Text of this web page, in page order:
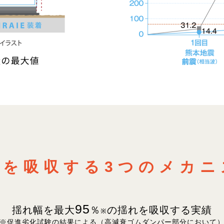
吸収する 3つのメカニ
揺れ幅を最大95 ％ ※の揺れを吸収する実績
※促進劣化試験の結果による（高減衰ゴムダンパー部分において）